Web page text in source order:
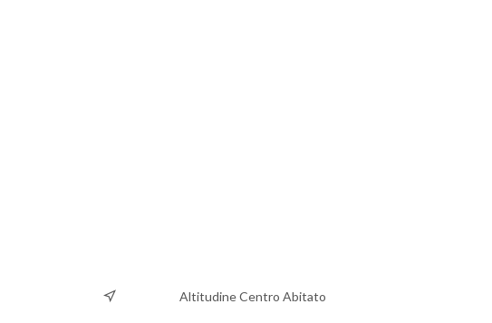
Altitudine Centro Abitato